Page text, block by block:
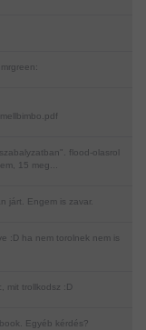
flood-olasrol
15 meg...
járt. Engem is zavar.
:D ha nem torolnek nem is
mit trollkodsz :D
Egyéb kérdés?